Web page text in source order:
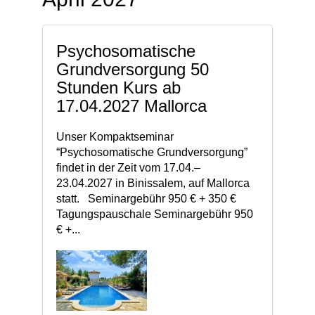
Psychosomatische
Grundversorgung 50
Stunden Kurs ab
17.04.2027 Mallorca
Unser Kompaktseminar
“Psychosomatische Grundversorgung”
findet in der Zeit vom 17.04.–
23.04.2027 in Binissalem, auf Mallorca
statt. Seminargebühr 950 € + 350 €
Tagungspauschale Seminargebühr 950
€ +...